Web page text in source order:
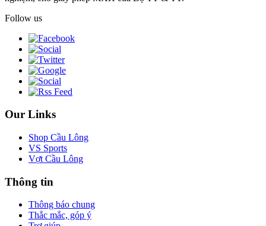
Follow us
Our Links
Shop Cầu Lông
VS Sports
Vợt Cầu Lông
Thông tin
Thông báo chung
Thắc mắc, góp ý